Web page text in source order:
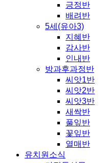
긍정반
배려반
5세(유아3)
지혜반
감사반
인내반
방과후과정반
씨앗1반
씨앗2반
씨앗3반
새싹반
풀잎반
꽃잎반
열매반
유치원소식